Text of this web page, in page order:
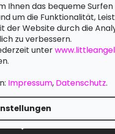
Ihnen das bequeme
um die Funktionalität,
der Website durch die
zu verbessern.
unter
Impressum, Datenschutz.